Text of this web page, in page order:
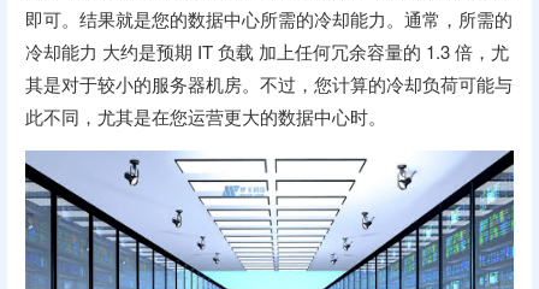
即可。结果就是您的数据中心所需的冷却能力。通常，所需的
冷却能力 大约是预期 IT 负载 加上任何冗余容量的 1.3 倍，尤
其是对于较小的服务器机房。不过，您计算的冷却负荷可能与
此不同，尤其是在您运营更大的数据中心时。